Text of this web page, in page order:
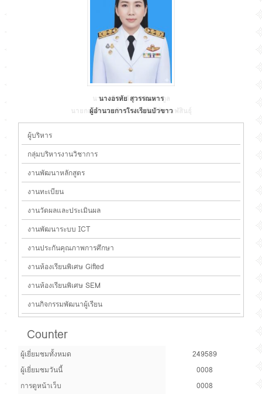
นางอรทัย สุวรรณหาร
ผู้อำนวยการโรงเรียนบัวขาว
ผู้บริหาร
กลุ่มบริหารงานวิชาการ
งานพัฒนาหลักสูตร
งานทะเบียน
งานวัดผลและประเมินผล
งานพัฒนาระบบ ICT
งานประกันคุณภาพการศึกษา
งานห้องเรียนพิเศษ Gifted
งานห้องเรียนพิเศษ SEM
งานกิจกรรมพัฒนาผู้เรียน
Counter
ผู้เยี่ยมชมทั้งหมด
249589
ผู้เยี่ยมชมวันนี้
0008
การดูหน้าเว็บ
0008